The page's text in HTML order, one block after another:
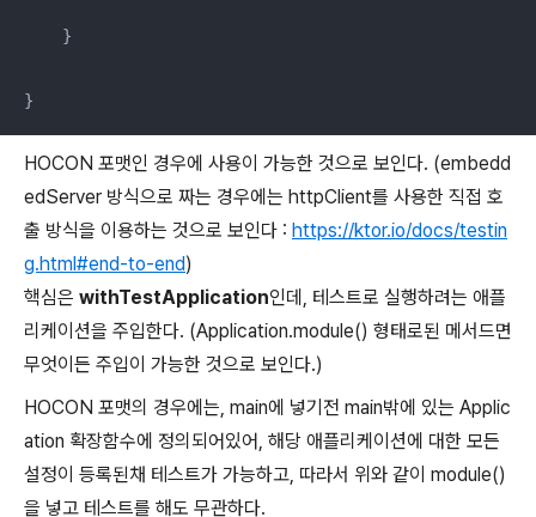
    }
}
HOCON 포맷인 경우에 사용이 가능한 것으로 보인다. (embedd
edServer 방식으로 짜는 경우에는 httpClient를 사용한 직접 호
출 방식을 이용하는 것으로 보인다 : https://ktor.io/docs/testin
g.html#end-to-end)
핵심은 withTestApplication인데, 테스트로 실행하려는 애플
리케이션을 주입한다. (Application.module() 형태로된 메서드면
무엇이든 주입이 가능한 것으로 보인다.)
HOCON 포맷의 경우에는, main에 넣기전 main밖에 있는 Applic
ation 확장함수에 정의되어있어, 해당 애플리케이션에 대한 모든
설정이 등록된채 테스트가 가능하고, 따라서 위와 같이 module()
을 넣고 테스트를 해도 무관하다.